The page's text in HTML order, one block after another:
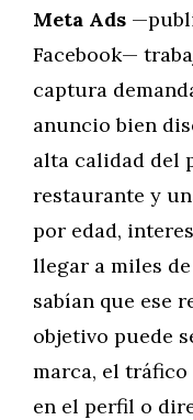
Meta Ads
Facebook—
captura
anuncio bien
alta calidad del
restaurante y
por edad,
llegar a miles
sabían que ese
objetivo puede
marca, el tráfico
en el perfil o